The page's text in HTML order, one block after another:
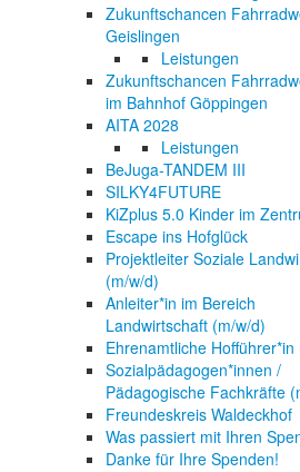
Zukunftschancen
Geislingen
Leistungen
Zukunftschancen
im Bahnhof Göppingen
AITA 2028
Leistungen
BeJuga-TANDEM III
SILKY4FUTURE
KiZplus 5.0 Kinder im
Escape ins Hofglück
Projektleiter Soziale
(m/w/d)
Anleiter*in im Bereich
Landwirtschaft (m/w/d)
Ehrenamtliche Hofführer*in
Sozialpädagogen*innen /
Pädagogische Fachkräfte
Freundeskreis Waldeckhof
Was passiert mit Ihren
Danke für Ihre Spenden!